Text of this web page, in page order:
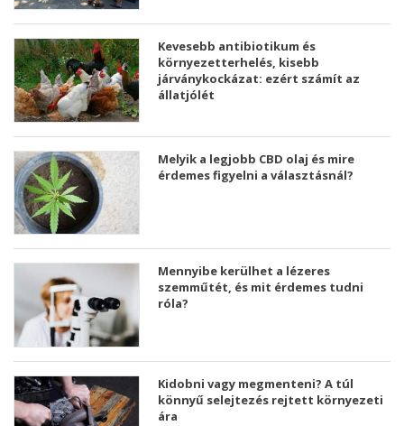
Kevesebb antibiotikum és
környezetterhelés, kisebb
járványkockázat: ezért számít az
állatjólét
Melyik a legjobb CBD olaj és mire
érdemes figyelni a választásnál?
Mennyibe kerülhet a lézeres
szemműtét, és mit érdemes tudni
róla?
Kidobni vagy megmenteni? A túl
könnyű selejtezés rejtett környezeti
ára